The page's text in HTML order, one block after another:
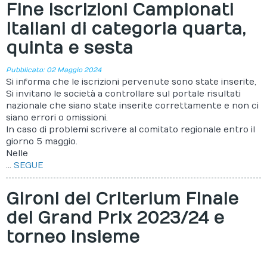
Fine iscrizioni Campionati
Italiani di categoria quarta,
quinta e sesta
Pubblicato: 02 Maggio 2024
Si informa che le iscrizioni pervenute sono state inserite,
Si invitano le società a controllare sul portale risultati
nazionale che siano state inserite correttamente e non ci
siano errori o omissioni.
In caso di problemi scrivere al comitato regionale entro il
giorno 5 maggio.
Nelle
... SEGUE
Gironi del Criterium Finale
del Grand Prix 2023/24 e
torneo insieme